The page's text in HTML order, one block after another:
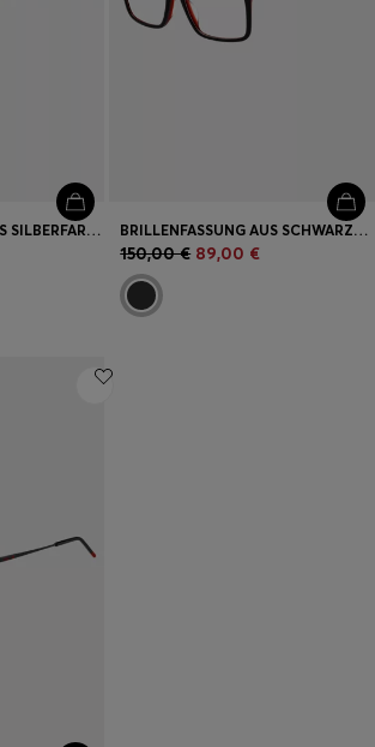
BRILLENFASSUNG AUS SILBERFARBENEM METALL MIT BLAUEN AKZENTEN BRILLENFASSUNG AUS SCHWARZEM ACETAT MIT ROTEN AKZENTEN
150,00 € 89,00 €